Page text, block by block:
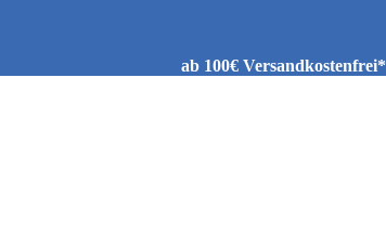
ab 100€ Versandkostenfrei*